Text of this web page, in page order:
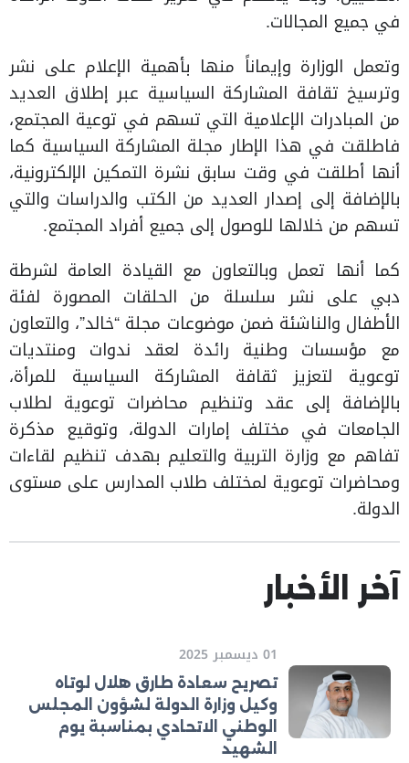
في جميع المجالات.
وتعمل الوزارة وإيماناً منها بأهمية الإعلام على نشر
وترسيخ تقافة المشاركة السياسية عبر إطلاق العديد
من المبادرات الإعلامية التي تسهم في توعية المجتمع،
فاطلقت في هذا الإطار مجلة المشاركة السياسية كما
أنها أطلقت في وقت سابق نشرة التمكين الإلكترونية،
بالإضافة إلى إصدار العديد من الكتب والدراسات والتي
تسهم من خلالها للوصول إلى جميع أفراد المجتمع.
كما أنها تعمل وبالتعاون مع القيادة العامة لشرطة
دبي على نشر سلسلة من الحلقات المصورة لفئة
الأطفال والناشئة ضمن موضوعات مجلة “خالد”، والتعاون
مع مؤسسات وطنية رائدة لعقد ندوات ومنتديات
توعوية لتعزيز ثقافة المشاركة السياسية للمرأة،
بالإضافة إلى عقد وتنظيم محاضرات توعوية لطلاب
الجامعات في مختلف إمارات الدولة، وتوقيع مذكرة
تفاهم مع وزارة التربية والتعليم بهدف تنظيم لقاءات
ومحاضرات توعوية لمختلف طلاب المدارس على مستوى
الدولة.
آخر الأخبار
01 ديسمبر 2025
تصريح سعادة طارق هلال لوتاه
وكيل وزارة الدولة لشؤون المجلس
الوطني الاتحادي بمناسبة يوم
الشهيد